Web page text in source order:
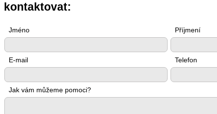
kontaktovat:
Jméno Příjmení
E-mail Telefon
Jak vám můžeme pomoci?